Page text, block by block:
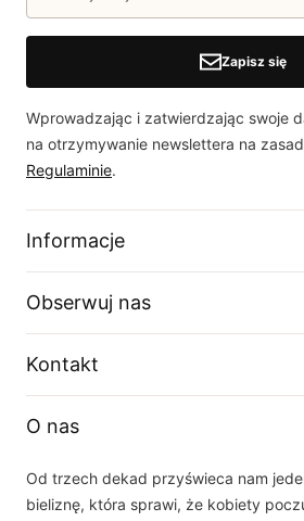
Zapisz się
Wprowadzając i zatwierdzając swoje
na otrzymywanie newslettera na
Regulaminie.
Informacje
Regulamin sklepu
Polityka prywatności
O firmie
Tabela rozmiarów
Obserwuj nas
Facebook
Kontakt
Telefon
Email
sklep(at)dalia.pl
O nas
Od trzech dekad przyświeca nam
bieliznę, która sprawi, że kobiety